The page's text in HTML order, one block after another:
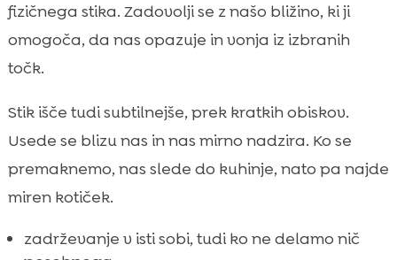
fizičnega stika. Zadovolji se z našo bližino, ki ji
omogoča, da nas opazuje in vonja iz izbranih
točk.
Stik išče tudi subtilnejše, prek kratkih obiskov.
Usede se blizu nas in nas mirno nadzira. Ko se
premaknemo, nas slede do kuhinje, nato pa najde
miren kotiček.
zadrževanje v isti sobi, tudi ko ne delamo nič